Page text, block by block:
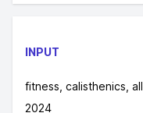
INPUT
fitness, calisthenics,
2024